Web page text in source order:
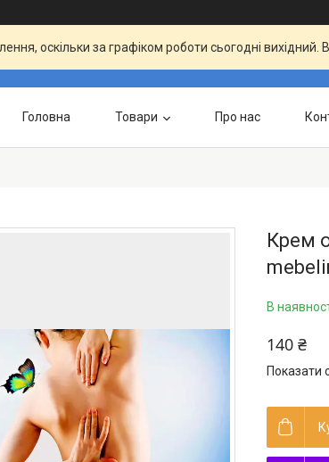
оскільки за графіком роботи сьогодні
Головна Товари Про нас
Крем
В
140 ₴
Показати